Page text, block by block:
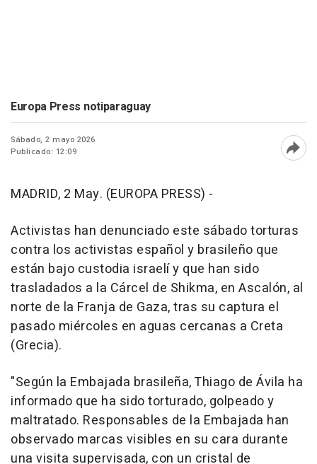
Europa Press notiparaguay
Sábado, 2 mayo 2026
Publicado: 12:09
MADRID, 2 May. (EUROPA PRESS) -
Activistas han denunciado este sábado torturas
contra los activistas español y brasileño que
están bajo custodia israelí y que han sido
trasladados a la Cárcel de Shikma, en Ascalón, al
norte de la Franja de Gaza, tras su captura el
pasado miércoles en aguas cercanas a Creta
(Grecia).
"Según la Embajada brasileña, Thiago de Ávila ha
informado que ha sido torturado, golpeado y
maltratado. Responsables de la Embajada han
observado marcas visibles en su cara durante
una visita supervisada, con un cristal de